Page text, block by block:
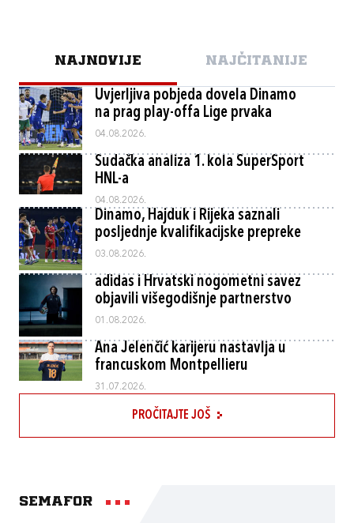
NAJNOVIJE NAJČITANIJE
Uvjerljiva pobjeda dovela Dinamo
na prag play-offa Lige prvaka
04.08.2026.
Sudačka analiza 1. kola SuperSport
HNL-a
04.08.2026.
Dinamo, Hajduk i Rijeka saznali
posljednje kvalifikacijske prepreke
03.08.2026.
adidas i Hrvatski nogometni savez
objavili višegodišnje partnerstvo
01.08.2026.
Ana Jelenčić karijeru nastavlja u
francuskom Montpellieru
31.07.2026.
PROČITAJTE JOŠ
Semafor